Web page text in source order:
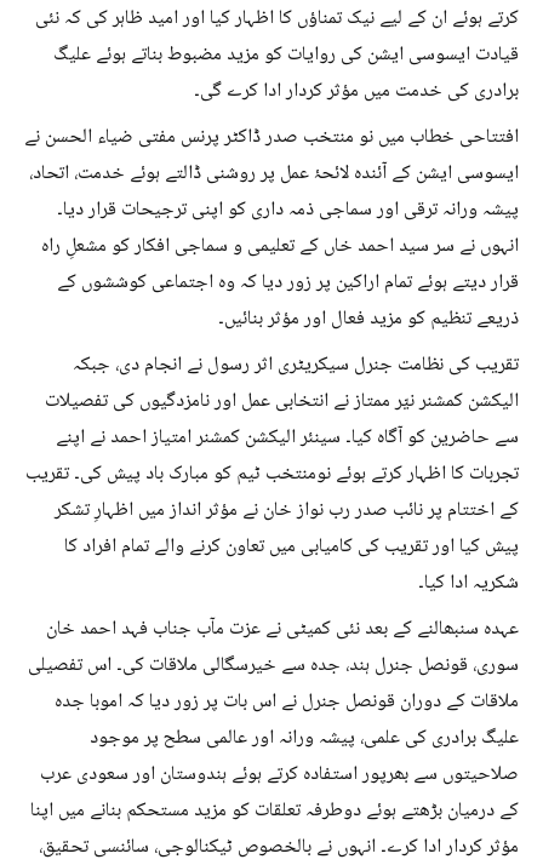
کرتے ہوئے ان کے لیے نیک تمناؤں کا اظہار کیا اور امید ظاہر کی کہ نئی
قیادت ایسوسی ایشن کی روایات کو مزید مضبوط بناتے ہوئے علیگ
برادری کی خدمت میں مؤثر کردار ادا کرے گی۔
افتتاحی خطاب میں نو منتخب صدر ڈاکٹر پرنس مفتی ضیاء الحسن نے
ایسوسی ایشن کے آئندہ لائحۂ عمل پر روشنی ڈالتے ہوئے خدمت، اتحاد،
پیشہ ورانہ ترقی اور سماجی ذمہ داری کو اپنی ترجیحات قرار دیا۔
انہوں نے سر سید احمد خاں کے تعلیمی و سماجی افکار کو مشعلِ راہ
قرار دیتے ہوئے تمام اراکین پر زور دیا کہ وہ اجتماعی کوششوں کے
ذریعے تنظیم کو مزید فعال اور مؤثر بنائیں۔
تقریب کی نظامت جنرل سیکریٹری اثر رسول نے انجام دی، جبکہ
الیکشن کمشنر نیّر ممتاز نے انتخابی عمل اور نامزدگیوں کی تفصیلات
سے حاضرین کو آگاہ کیا۔ سینئر الیکشن کمشنر امتیاز احمد نے اپنے
تجربات کا اظہار کرتے ہوئے نومنتخب ٹیم کو مبارک باد پیش کی۔ تقریب
کے اختتام پر نائب صدر رب نواز خان نے مؤثر انداز میں اظہارِ تشکر
پیش کیا اور تقریب کی کامیابی میں تعاون کرنے والے تمام افراد کا
شکریہ ادا کیا۔
عہدہ سنبھالنے کے بعد نئی کمیٹی نے عزت مآب جناب فہد احمد خان
سوری، قونصل جنرل ہند، جدہ سے خیرسگالی ملاقات کی۔ اس تفصیلی
ملاقات کے دوران قونصل جنرل نے اس بات پر زور دیا کہ اموبا جدہ
علیگ برادری کی علمی، پیشہ ورانہ اور عالمی سطح پر موجود
صلاحیتوں سے بھرپور استفادہ کرتے ہوئے ہندوستان اور سعودی عرب
کے درمیان بڑھتے ہوئے دوطرفہ تعلقات کو مزید مستحکم بنانے میں اپنا
مؤثر کردار ادا کرے۔ انہوں نے بالخصوص ٹیکنالوجی، سائنسی تحقیق،